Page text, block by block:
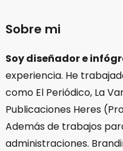
Sobre mi
Soy diseñador e
experiencia. He
como El Periódico, La
Publicaciones Heres
Además de trabajos
administraciones.